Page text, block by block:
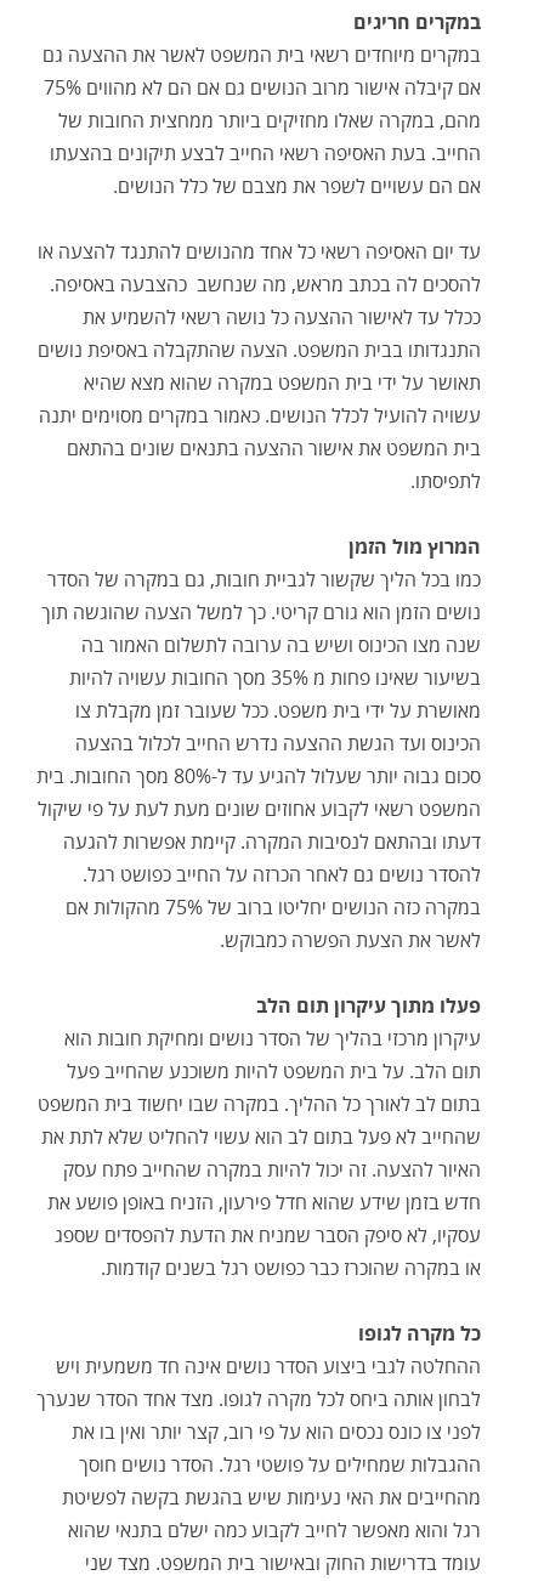
במקרים חריגים
במקרים מיוחדים רשאי בית המשפט לאשר את ההצעה גם
אם קיבלה אישור מרוב הנושים גם אם הם לא מהווים 75%
מהם, במקרה שאלו מחזיקים ביותר ממחצית החובות של
החייב. בעת האסיפה רשאי החייב לבצע תיקונים בהצעתו
אם הם עשויים לשפר את מצבם של כלל הנושים.
עד יום האסיפה רשאי כל אחד מהנושים להתנגד להצעה או
להסכים לה בכתב מראש, מה שנחשב כהצבעה באסיפה.
ככלל עד לאישור ההצעה כל נושה רשאי להשמיע את
התנגדותו בבית המשפט. הצעה שהתקבלה באסיפת נושים
תאושר על ידי בית המשפט במקרה שהוא מצא שהיא
עשויה להועיל לכלל הנושים. כאמור במקרים מסוימים יתנה
בית המשפט את אישור ההצעה בתנאים שונים בהתאם
לתפיסתו.
המרוץ מול הזמן
כמו בכל הליך שקשור לגביית חובות, גם במקרה של הסדר
נושים הזמן הוא גורם קריטי. כך למשל הצעה שהוגשה תוך
שנה מצו הכינוס ושיש בה ערובה לתשלום האמור בה
בשיעור שאינו פחות מ 35% מסך החובות עשויה להיות
מאושרת על ידי בית משפט. ככל שעובר זמן מקבלת צו
הכינוס ועד הגשת ההצעה נדרש החייב לכלול בהצעה
סכום גבוה יותר שעלול להגיע עד ל-80% מסך החובות. בית
המשפט רשאי לקבוע אחוזים שונים מעת לעת על פי שיקול
דעתו ובהתאם לנסיבות המקרה. קיימת אפשרות להגעה
להסדר נושים גם לאחר הכרזה על החייב כפושט רגל.
במקרה כזה הנושים יחליטו ברוב של 75% מהקולות אם
לאשר את הצעת הפשרה כמבוקש.
פעלו מתוך עיקרון תום הלב
עיקרון מרכזי בהליך של הסדר נושים ומחיקת חובות הוא
תום הלב. על בית המשפט להיות משוכנע שהחייב פעל
בתום לב לאורך כל ההליך. במקרה שבו יחשוד בית המשפט
שהחייב לא פעל בתום לב הוא עשוי להחליט שלא לתת את
האיור להצעה. זה יכול להיות במקרה שהחייב פתח עסק
חדש בזמן שידע שהוא חדל פירעון, הזניח באופן פושע את
עסקיו, לא סיפק הסבר שמניח את הדעת להפסדים שספג
או במקרה שהוכרז כבר כפושט רגל בשנים קודמות.
כל מקרה לגופו
ההחלטה לגבי ביצוע הסדר נושים אינה חד משמעית ויש
לבחון אותה ביחס לכל מקרה לגופו. מצד אחד הסדר שנערך
לפני צו כונס נכסים הוא על פי רוב, קצר יותר ואין בו את
ההגבלות שמחילים על פושטי רגל. הסדר נושים חוסך
מהחייבים את האי נעימות שיש בהגשת בקשה לפשיטת
רגל והוא מאפשר לחייב לקבוע כמה ישלם בתנאי שהוא
עומד בדרישות החוק ובאישור בית המשפט. מצד שני